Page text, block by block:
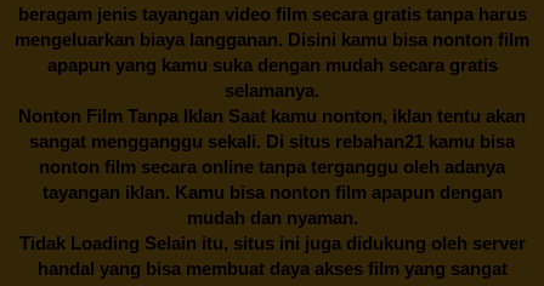
beragam jenis tayangan video film secara gratis tanpa harus
mengeluarkan biaya langganan. Disini kamu bisa nonton film
apapun yang kamu suka dengan mudah secara gratis
selamanya.
Nonton Film Tanpa Iklan Saat kamu nonton, iklan tentu akan
sangat mengganggu sekali. Di situs rebahan21 kamu bisa
nonton film secara online tanpa terganggu oleh adanya
tayangan iklan. Kamu bisa nonton film apapun dengan
mudah dan nyaman.
Tidak Loading Selain itu, situs ini juga didukung oleh server
handal yang bisa membuat daya akses film yang sangat